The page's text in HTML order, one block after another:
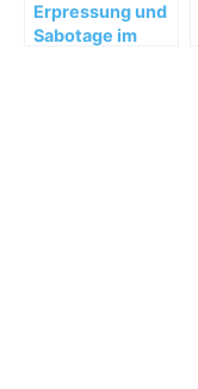
Erpressung und
Sabotage im